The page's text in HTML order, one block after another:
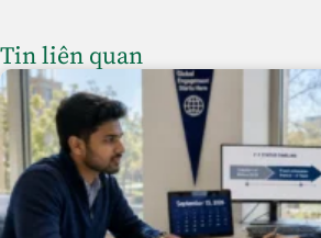
Tin liên quan